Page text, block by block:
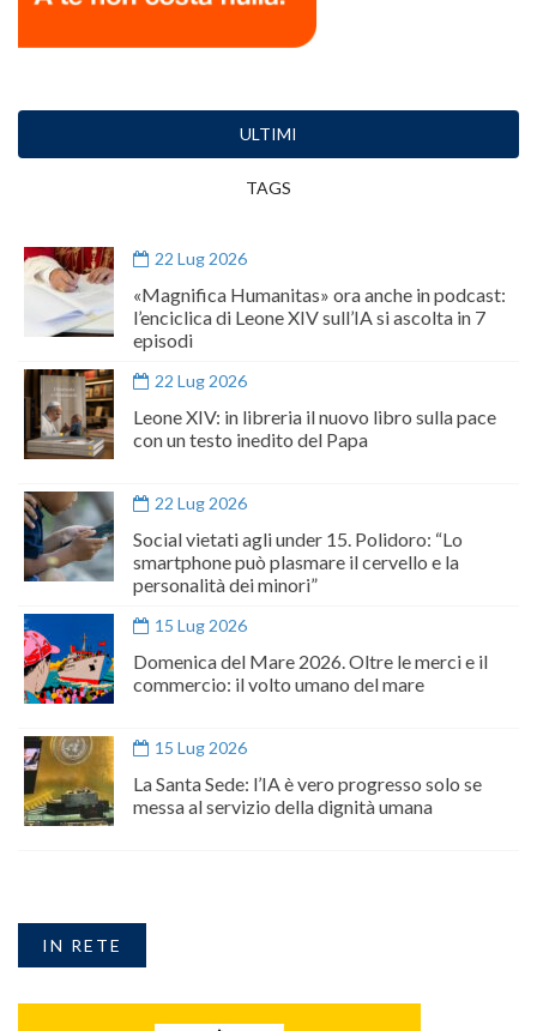
ULTIMI
TAGS
22 Lug 2026
«Magnifica Humanitas» ora anche in podcast:
l’enciclica di Leone XIV sull’IA si ascolta in 7
episodi
22 Lug 2026
Leone XIV: in libreria il nuovo libro sulla pace
con un testo inedito del Papa
22 Lug 2026
Social vietati agli under 15. Polidoro: “Lo
smartphone può plasmare il cervello e la
personalità dei minori”
15 Lug 2026
Domenica del Mare 2026. Oltre le merci e il
commercio: il volto umano del mare
15 Lug 2026
La Santa Sede: l’IA è vero progresso solo se
messa al servizio della dignità umana
IN RETE